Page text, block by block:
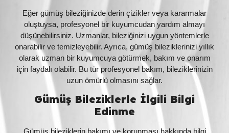
Eğer gümüş bileziğinizde derin çizikler veya kararmalar
oluştuysa, profesyonel bir kuyumcudan yardım almayı
düşünebilirsiniz. Uzmanlar, bileziğinizi uygun yöntemlerle
onarabilir ve temizleyebilir. Ayrıca, gümüş bileziklerinizi yıllık
olarak uzman bir kuyumcuya götürmek, bakım ve onarım
için faydalı olabilir. Bu tür profesyonel bakım, bileziklerinizin
uzun ömürlü olmasını sağlar.
Gümüş Bileziklerle İlgili Bilgi
Edinme
Gümüş bileziklerin bakımı ve korunması hakkında bilgi